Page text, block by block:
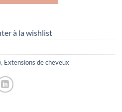
à la wishlist
, Extensions de cheveux